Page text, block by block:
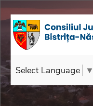
Select Language ▼